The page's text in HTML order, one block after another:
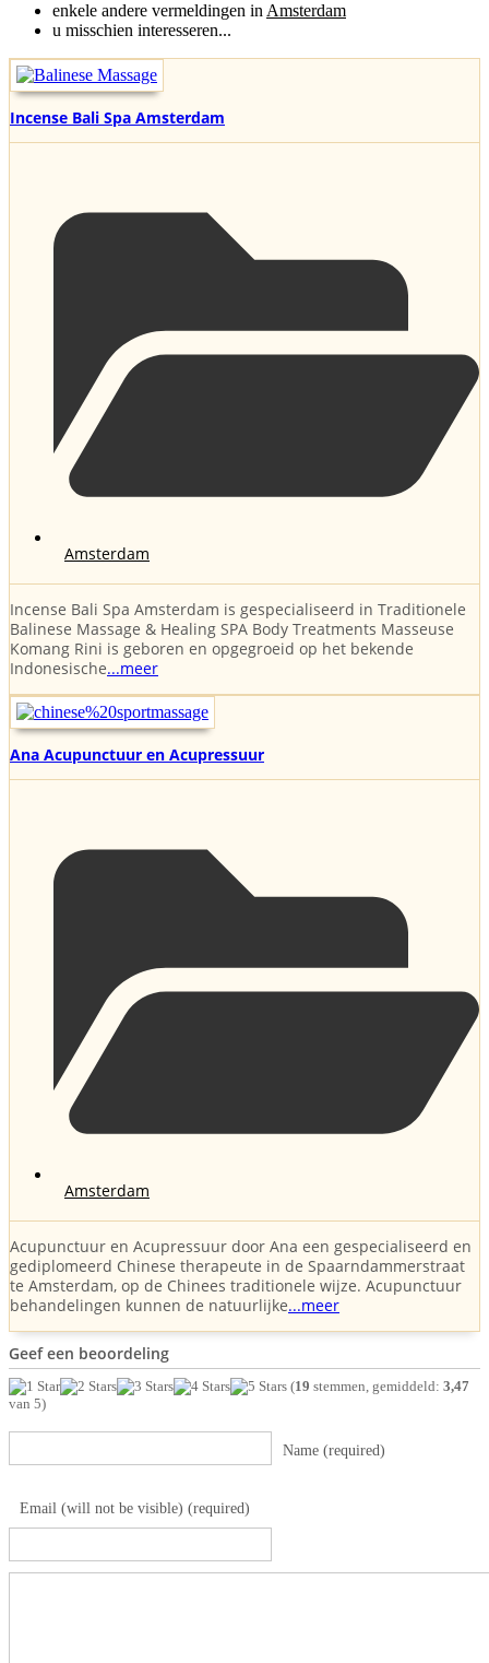
enkele andere vermeldingen in Amsterdam
u misschien interesseren...
Incense Bali Spa Amsterdam
Amsterdam
Incense Bali Spa Amsterdam is gespecialiseerd in Traditionele
Balinese Massage & Healing SPA Body Treatments Masseuse
Komang Rini is geboren en opgegroeid op het bekende
Indonesische...meer
Ana Acupunctuur en Acupressuur
Amsterdam
Acupunctuur en Acupressuur door Ana een gespecialiseerd en
gediplomeerd Chinese therapeute in de Spaarndammerstraat
te Amsterdam, op de Chinees traditionele wijze. Acupunctuur
behandelingen kunnen de natuurlijke...meer
Geef een beoordeling
(19 stemmen, gemiddeld: 3,47
van 5)
Name (required)
Email (will not be visible) (required)